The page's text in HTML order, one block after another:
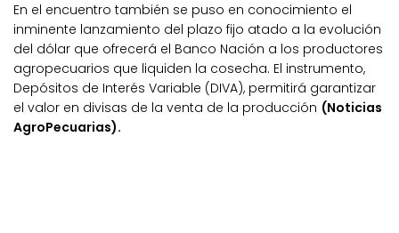
En el encuentro también se puso en conocimiento el
inminente lanzamiento del plazo fijo atado a la evolución
del dólar que ofrecerá el Banco Nación a los productores
agropecuarios que liquiden la cosecha. El instrumento,
Depósitos de Interés Variable (DIVA), permitirá garantizar
el valor en divisas de la venta de la producción (Noticias
AgroPecuarias).